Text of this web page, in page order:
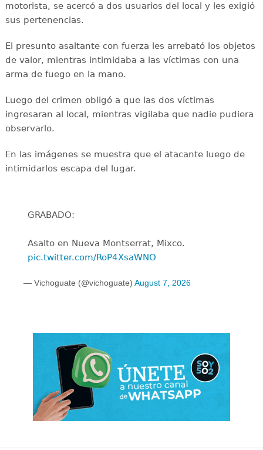
motorista, se acercó a dos usuarios del local y les exigió
sus pertenencias.
El presunto asaltante con fuerza les arrebató los objetos
de valor, mientras intimidaba a las víctimas con una
arma de fuego en la mano.
Luego del crimen obligó a que las dos víctimas
ingresaran al local, mientras vigilaba que nadie pudiera
observarlo.
En las imágenes se muestra que el atacante luego de
intimidarlos escapa del lugar.
GRABADO:
Asalto en Nueva Montserrat, Mixco.
pic.twitter.com/RoP4XsaWNO
— Vichoguate (@vichoguate) August 7, 2026